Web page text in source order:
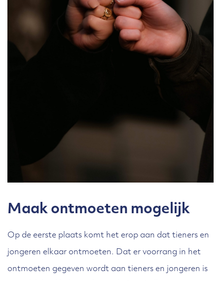
Maak ontmoeten mogelijk
Op de eerste plaats komt het erop aan dat tieners en
jongeren elkaar ontmoeten. Dat er voorrang in het
ontmoeten gegeven wordt aan tieners en jongeren is